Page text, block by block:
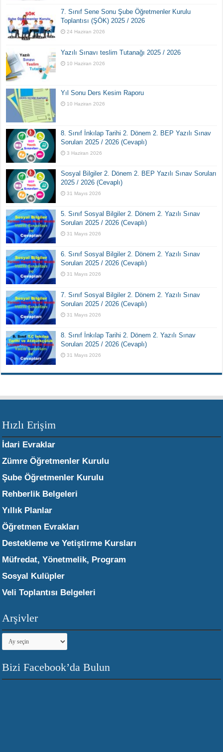
7. Sınıf Sene Sonu Şube Öğretmenler Kurulu
Toplantısı (ŞÖK) 2025 / 2026
24 Haziran 2026
Yazılı Sınavı teslim Tutanağı 2025 / 2026
10 Haziran 2026
Yıl Sonu Ders Kesim Raporu
10 Haziran 2026
8. Sınıf İnkılap Tarihi 2. Dönem 2. BEP Yazılı Sınav
Soruları 2025 / 2026 (Cevaplı)
3 Haziran 2026
Sosyal Bilgiler 2. Dönem 2. BEP Yazılı Sınav Soruları
2025 / 2026 (Cevaplı)
31 Mayıs 2026
5. Sınıf Sosyal Bilgiler 2. Dönem 2. Yazılı Sınav
Soruları 2025 / 2026 (Cevaplı)
31 Mayıs 2026
6. Sınıf Sosyal Bilgiler 2. Dönem 2. Yazılı Sınav
Soruları 2025 / 2026 (Cevaplı)
31 Mayıs 2026
7. Sınıf Sosyal Bilgiler 2. Dönem 2. Yazılı Sınav
Soruları 2025 / 2026 (Cevaplı)
31 Mayıs 2026
8. Sınıf İnkılap Tarihi 2. Dönem 2. Yazılı Sınav
Soruları 2025 / 2026 (Cevaplı)
31 Mayıs 2026
Hızlı Erişim
İdari Evraklar
Zümre Öğretmenler Kurulu
Şube Öğretmenler Kurulu
Rehberlik Belgeleri
Yıllık Planlar
Öğretmen Evrakları
Destekleme ve Yetiştirme Kursları
Müfredat, Yönetmelik, Program
Sosyal Kulüpler
Veli Toplantısı Belgeleri
Arşivler
Arşivler
Bizi Facebook’da Bulun